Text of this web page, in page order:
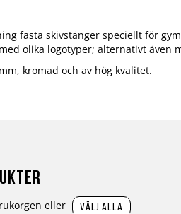
fasta skivstänger speciellt för
olika logotyper; alternativt även
kromad och av hög kvalitet.
eller välj alla